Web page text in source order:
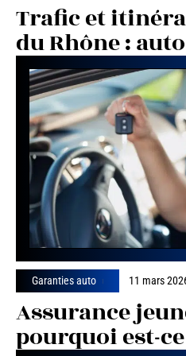
Trafic et
du Rhône :
Garanties auto 11 mars
Assurance
pourquoi est-